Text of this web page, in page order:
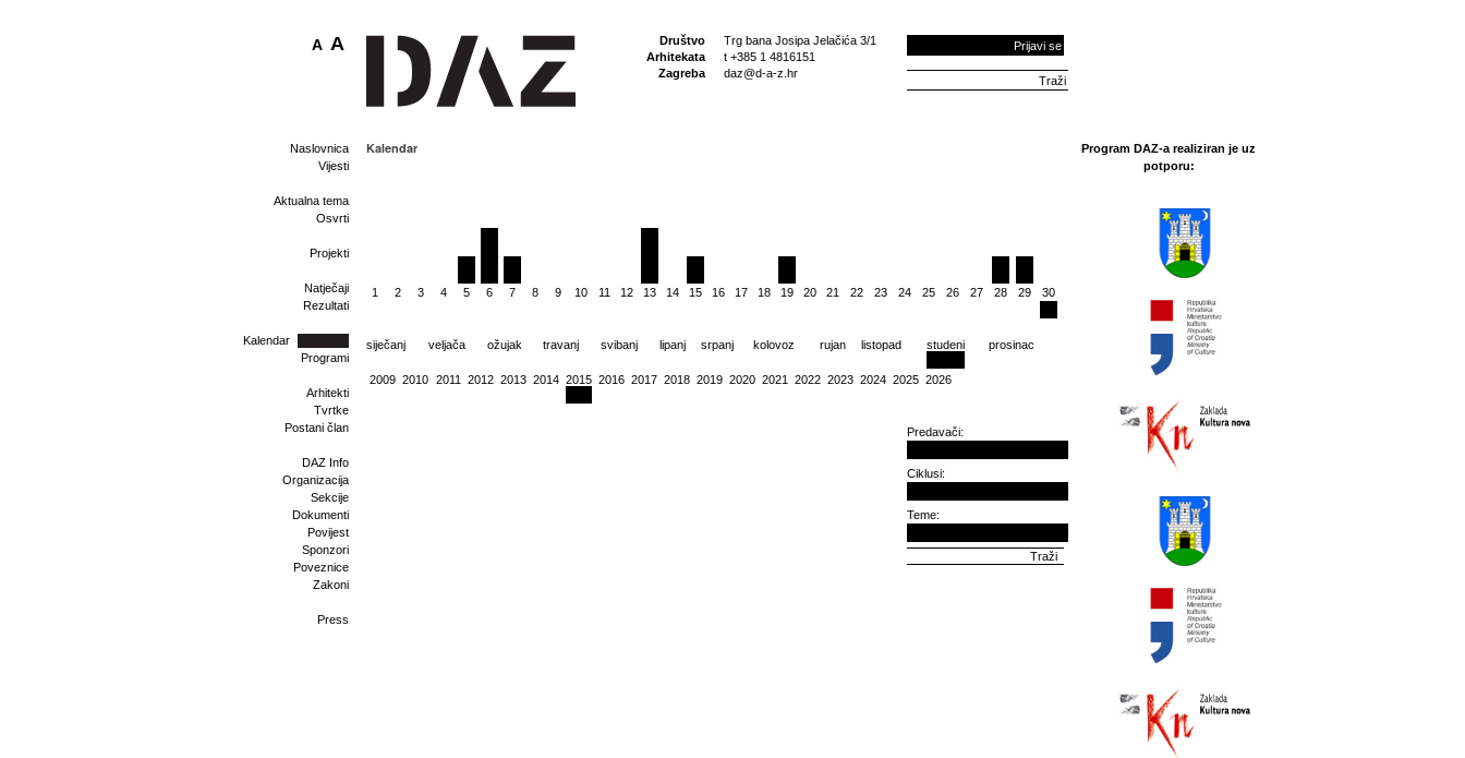
Društvo
Arhitekata
Zagreba
Trg bana Josipa Jelačića 3/1
t +385 1 4816151
daz@d-a-z.hr
Prijavi se
A A
Naslovnica
Vijesti
Aktualna tema
Osvrti
Projekti
Natječaji
Rezultati
Kalendar
Programi
Arhitekti
Tvrtke
Postani član
DAZ Info
Organizacija
Sekcije
Dokumenti
Povijest
Sponzori
Poveznice
Zakoni
Press
Kalendar
1 2 3 4 5 6 7 8 9 10 11 12 13 14 15 16 17 18 19 20 21 22 23 24 25 26 27 28 29 30
siječanj veljača ožujak travanj svibanj lipanj srpanj kolovoz rujan listopad studeni prosinac
2009 2010 2011 2012 2013 2014 2015 2016 2017 2018 2019 2020 2021 2022 2023 2024 2025 2026
Predavači:
Ciklusi:
Teme:
Program DAZ-a realiziran je uz
potporu: